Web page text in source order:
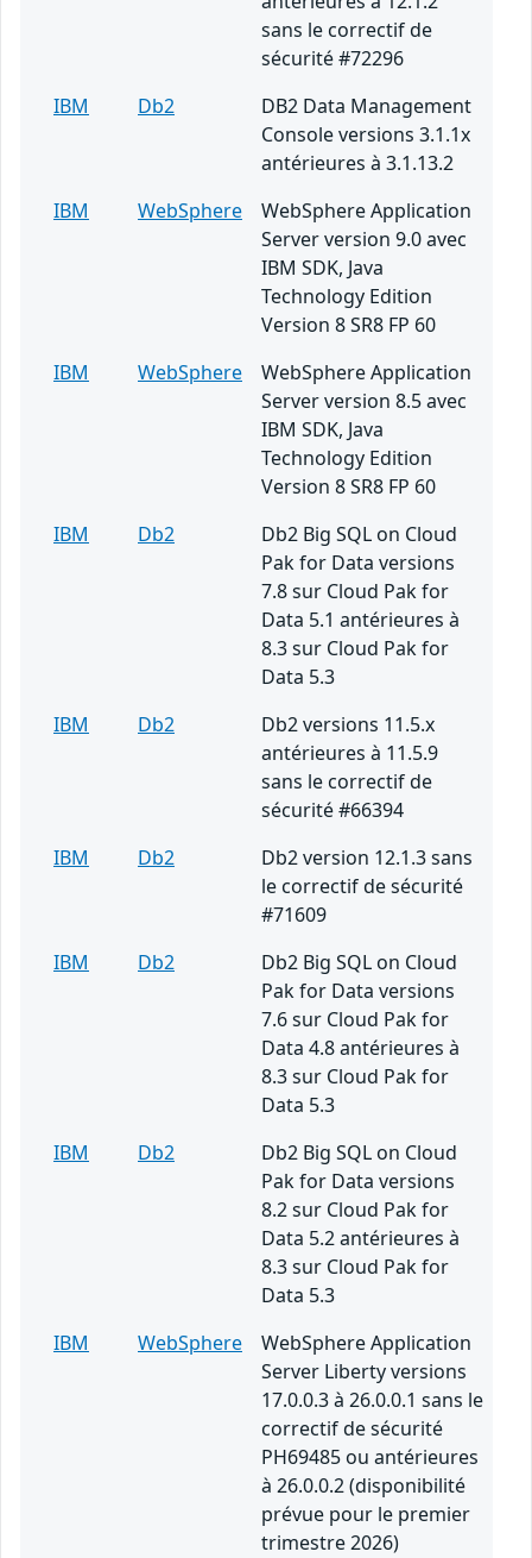
sans le correctif de
sécurité #72296
IBM
Db2
DB2 Data Management
Console versions 3.1.1x
antérieures à 3.1.13.2
IBM
WebSphere
WebSphere Application
Server version 9.0 avec
IBM SDK, Java
Technology Edition
Version 8 SR8 FP 60
IBM
WebSphere
WebSphere Application
Server version 8.5 avec
IBM SDK, Java
Technology Edition
Version 8 SR8 FP 60
IBM
Db2
Db2 Big SQL on Cloud
Pak for Data versions
7.8 sur Cloud Pak for
Data 5.1 antérieures à
8.3 sur Cloud Pak for
Data 5.3
IBM
Db2
Db2 versions 11.5.x
antérieures à 11.5.9
sans le correctif de
sécurité #66394
IBM
Db2
Db2 version 12.1.3 sans
le correctif de sécurité
#71609
IBM
Db2
Db2 Big SQL on Cloud
Pak for Data versions
7.6 sur Cloud Pak for
Data 4.8 antérieures à
8.3 sur Cloud Pak for
Data 5.3
IBM
Db2
Db2 Big SQL on Cloud
Pak for Data versions
8.2 sur Cloud Pak for
Data 5.2 antérieures à
8.3 sur Cloud Pak for
Data 5.3
IBM
WebSphere
WebSphere Application
Server Liberty versions
17.0.0.3 à 26.0.0.1 sans le
correctif de sécurité
PH69485 ou antérieures
à 26.0.0.2 (disponibilité
prévue pour le premier
trimestre 2026)